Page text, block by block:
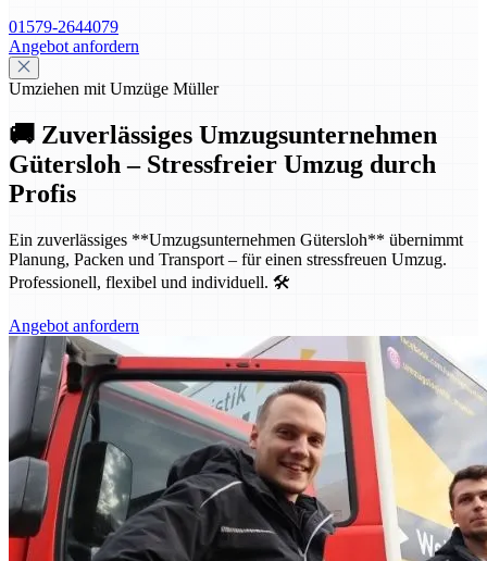
01579-2644079
Angebot anfordern
Umziehen mit Umzüge Müller
🚚 Zuverlässiges Umzugsunternehmen
Gütersloh – Stressfreier Umzug durch
Profis
Ein zuverlässiges **Umzugsunternehmen Gütersloh** übernimmt
Planung, Packen und Transport – für einen stressfreuen Umzug.
Professionell, flexibel und individuell. 🛠️
Angebot anfordern